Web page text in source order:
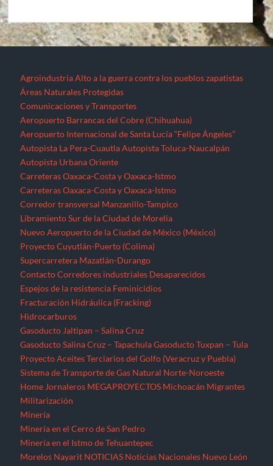
Agroindustria Alto a la guerra contra los pueblos zapatistas
Áreas Naturales Protegidas
Comunicaciones y Transportes
Aeropuerto Barrancas del Cobre (Chihuahua)
Aeropuerto Internacional de Santa Lucía “Felipe Ángeles”
Autopista La Pera-Cuautla Autopista Toluca-Naucalpán
Autopista Urbana Oriente
Carreteras Oaxaca-Costa y Oaxaca-Istmo
Carreteras Oaxaca-Costa y Oaxaca-Istmo
Corredor transversal Manzanillo-Tampico
Libramiento Sur de la Ciudad de Morelia
Nuevo Aeropuerto de la Ciudad de México (México)
Proyecto Cuyutlán-Puerto (Colima)
Supercarretera Mazatlán-Durango
Contacto Corredores industriales Desaparecidos
Espejos de la resistencia Feminicidios
Fracturación Hidráulica (Fracking)
Hidrocarburos
Gasoducto Jaltipan – Salina Cruz
Gasoducto Salina Cruz – Tapachula Gasoducto Tuxpan – Tula
Proyecto Aceites Terciarios del Golfo (Veracruz y Puebla)
Sistema de Transporte de Gas Natural Norte-Noroeste
Home Jornaleros MEGAPROYECTOS Michoacán Migrantes
Militarización
Minería
Minería en el Cerro de San Pedro
Minería en el Istmo de Tehuantepec
Morelos Nayarit NOTICIAS Noticias Nacionales Nuevo León